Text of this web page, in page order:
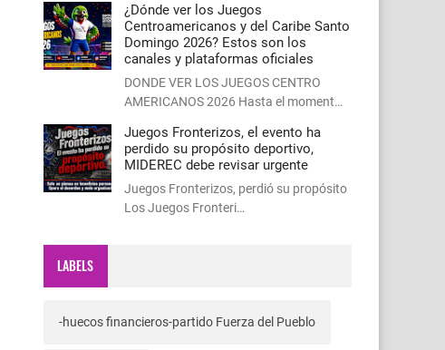
¿Dónde ver los Juegos
Centroamericanos y del Caribe Santo
Domingo 2026? Estos son los
canales y plataformas oficiales
DONDE VER LOS JUEGOS CENTRO
AMERICANOS 2026 Hasta el moment…
Juegos Fronterizos, el evento ha
perdido su propósito deportivo,
MIDEREC debe revisar urgente
Juegos Fronterizos, perdió su propósito
Los Juegos Fronteri…
LABELS
-huecos financieros-partido Fuerza del Pueblo